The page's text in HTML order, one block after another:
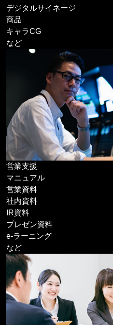
デジタルサイネージ
商品
キャラCG
など
営業支援
マニュアル
営業資料
社内資料
IR資料
プレゼン資料
e-ラーニング
など